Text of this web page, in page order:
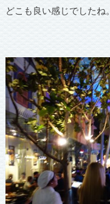
どこも良い感じでしたね。